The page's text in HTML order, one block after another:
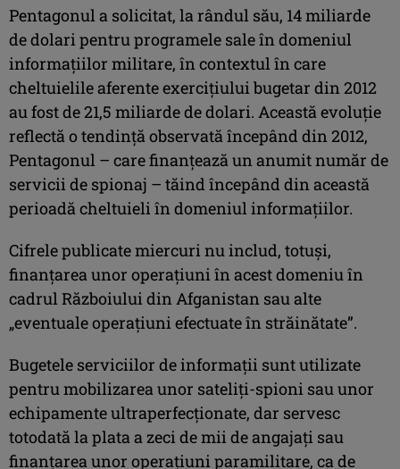
Pentagonul a solicitat, la rândul său, 14 miliarde
de dolari pentru programele sale în domeniul
informaţiilor militare, în contextul în care
cheltuielile aferente exerciţiului bugetar din 2012
au fost de 21,5 miliarde de dolari. Această evoluţie
reflectă o tendinţă observată începând din 2012,
Pentagonul – care finanţează un anumit număr de
servicii de spionaj – tăind începând din această
perioadă cheltuieli în domeniul informaţiilor.
Cifrele publicate miercuri nu includ, totuşi,
finanţarea unor operaţiuni în acest domeniu în
cadrul Războiului din Afganistan sau alte
„eventuale operaţiuni efectuate în străinătate”.
Bugetele serviciilor de informaţii sunt utilizate
pentru mobilizarea unor sateliţi-spioni sau unor
echipamente ultraperfecţionate, dar servesc
totodată la plata a zeci de mii de angajaţi sau
finanţarea unor operaţiuni paramilitare, ca de